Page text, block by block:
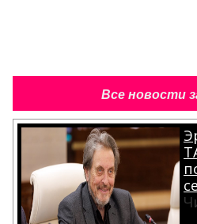
Все новости